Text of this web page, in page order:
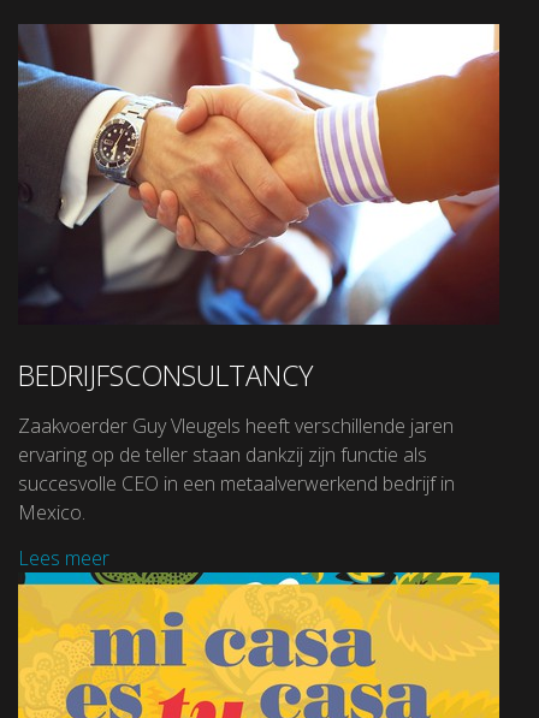
BEDRIJFSCONSULTANCY
Zaakvoerder Guy Vleugels heeft verschillende jaren
ervaring op de teller staan dankzij zijn functie als
succesvolle CEO in een metaalverwerkend bedrijf in
Mexico.
Lees meer